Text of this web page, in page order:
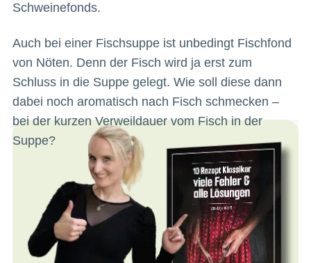
Schweinefonds.
Auch bei einer Fischsuppe ist unbedingt Fischfond
von Nöten. Denn der Fisch wird ja erst zum
Schluss in die Suppe gelegt. Wie soll diese dann
dabei noch aromatisch nach Fisch schmecken –
bei der kurzen Verweildauer vom Fisch in der
Suppe?